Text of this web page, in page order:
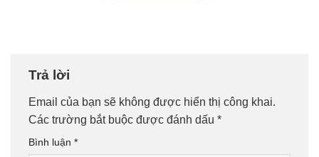
Trả lời
Email của bạn sẽ không được hiển thị công khai.
Các trường bắt buộc được đánh dấu *
Bình luận *